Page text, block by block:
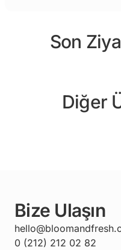
Son
Diğer
Bize Ulaşın
0 (212) 212 02 82